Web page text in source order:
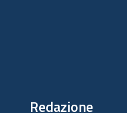
Redazione